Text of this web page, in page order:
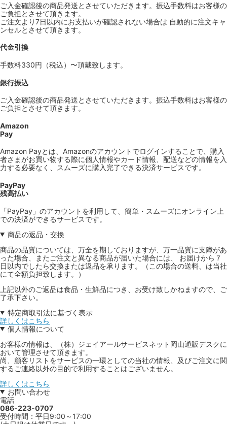
ご入金確認後の商品発送とさせていただきます。振込手数料はお客様の
ご負担とさせて頂きます。
ご注文より7日以内にお支払いが確認されない場合は 自動的に注文キャ
ンセルとさせて頂きます。
代金引換
手数料330円（税込）〜頂戴致します。
銀行振込
ご入金確認後の商品発送とさせていただきます。振込手数料はお客様の
ご負担とさせて頂きます。
Amazon
Pay
Amazon Payとは、Amazonのアカウントでログインすることで、購入
者さまがお買い物する際に個人情報やカード情報、配送などの情報を入
力する必要なく、スムーズに購入完了できる決済サービスです。
PayPay
残高払い
「PayPay」のアカウントを利用して、簡単・スムーズにオンライン上
での決済ができるサービスです。
商品の返品・交換
商品の品質については、万全を期しておりますが、万一品質に支障があ
った場合、またご注文と異なる商品が届いた場合には、 お届けから７
日以内でしたら交換または返品を承ります。（この場合の送料、は当社
にて全額負担致します。）
上記以外のご返品は食品・生鮮品につき、お受け致しかねますので、ご
了承下さい。
特定商取引法に基づく表示
詳しくはこちら
個人情報について
お客様の情報は、（株）ジェイアールサービスネット岡山通販デスクに
おいて管理させて頂きます。
尚、顧客リストをサービスの一環としての当社の情報、及びご注文に関
するご連絡以外の目的で利用することはございません。
詳しくはこちら
お問い合わせ
電話
086-223-0707
受付時間：平日9:00～17:00